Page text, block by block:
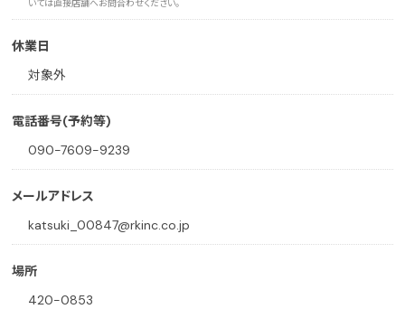
いては直接店舗へお問合わせください。
休業日
対象外
電話番号(予約等)
090-7609-9239
メールアドレス
katsuki_00847@rkinc.co.jp
場所
420-0853